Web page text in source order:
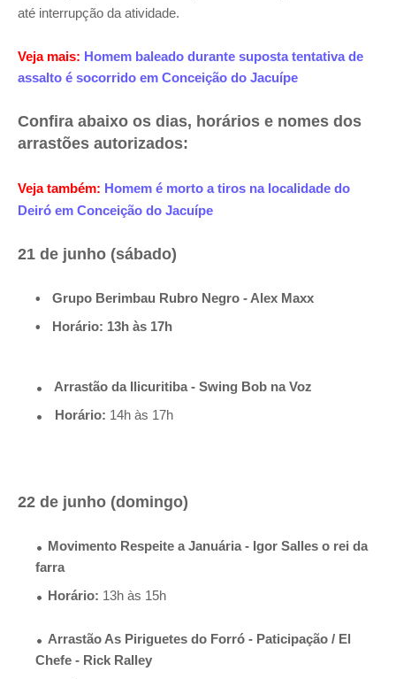
até interrupção da atividade.
Veja mais: Homem baleado durante suposta tentativa de
assalto é socorrido em Conceição do Jacuípe
Confira abaixo os dias, horários e nomes dos
arrastões autorizados:
Veja também: Homem é morto a tiros na localidade do
Deiró em Conceição do Jacuípe
21 de junho (sábado)
Grupo Berimbau Rubro Negro - Alex Maxx
Horário: 13h às 17h
Arrastão da Ilicuritiba - Swing Bob na Voz
Horário: 14h às 17h
22 de junho (domingo)
Movimento Respeite a Januária - Igor Salles o rei da
farra
Horário: 13h às 15h
Arrastão As Piriguetes do Forró - Paticipação / El
Chefe - Rick Ralley